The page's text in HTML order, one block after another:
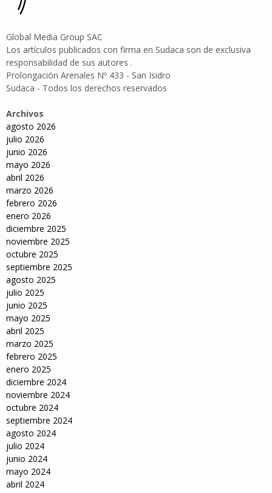
Global Media Group SAC
Los artículos publicados con firma en Sudaca son de exclusiva
responsabilidad de sus autores .
Prolongación Arenales Nº 433 - San Isidro
Sudaca - Todos los derechos reservados
Archivos
agosto 2026
julio 2026
junio 2026
mayo 2026
abril 2026
marzo 2026
febrero 2026
enero 2026
diciembre 2025
noviembre 2025
octubre 2025
septiembre 2025
agosto 2025
julio 2025
junio 2025
mayo 2025
abril 2025
marzo 2025
febrero 2025
enero 2025
diciembre 2024
noviembre 2024
octubre 2024
septiembre 2024
agosto 2024
julio 2024
junio 2024
mayo 2024
abril 2024